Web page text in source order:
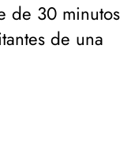
de 30 minutos
de una